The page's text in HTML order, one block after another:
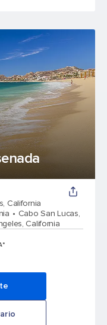
California
Cabo San Lucas,
California